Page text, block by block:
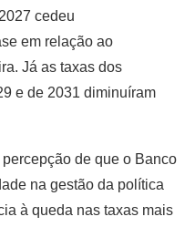
cedeu
em relação ao
Já as taxas dos
e de 2031 diminuíram
de que o Banco
na gestão da política
à queda nas taxas mais